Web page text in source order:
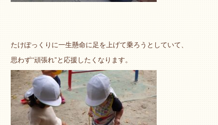
たけぽっくりに一生懸命に足を上げて乗ろうとしていて、
思わず‘‘頑張れ”と応援したくなります。